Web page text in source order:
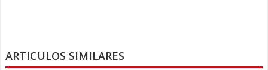
ARTICULOS SIMILARES